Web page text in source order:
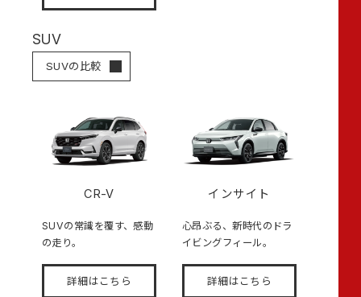
SUV
SUVの比較
CR-V
SUVの常識を覆す、感動
の走り。
詳細はこちら
インサイト
心昂ぶる、新時代のドラ
イビングフィール。
詳細はこちら